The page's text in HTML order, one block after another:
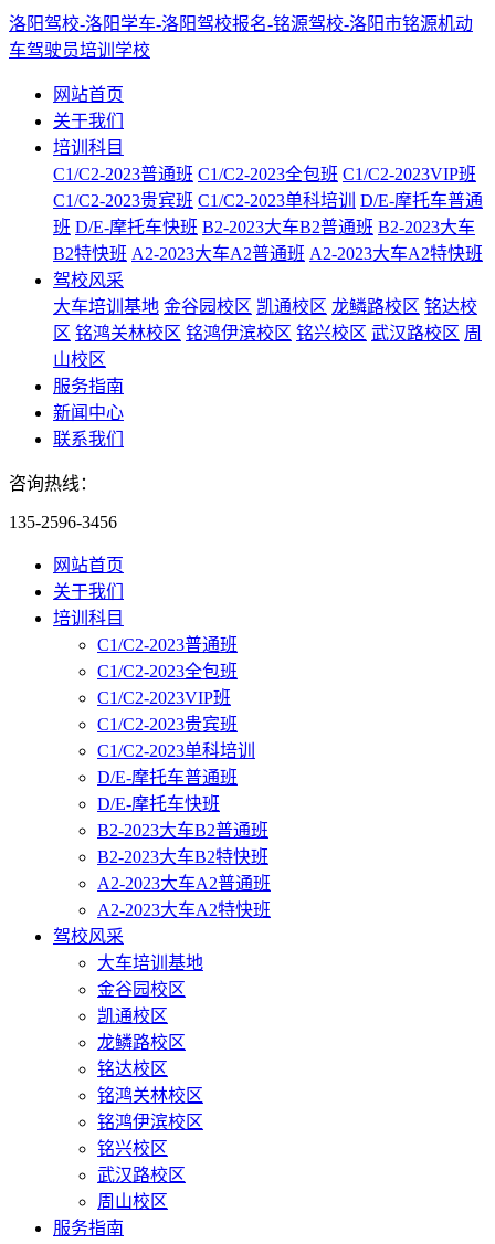
洛阳驾校-洛阳学车-洛阳驾校报名-铭源驾校-洛阳市铭源机动
车驾驶员培训学校
网站首页
关于我们
培训科目
C1/C2-2023普通班 C1/C2-2023全包班 C1/C2-2023VIP班
C1/C2-2023贵宾班 C1/C2-2023单科培训
D/E-摩托车普通
班 D/E-摩托车快班 B2-2023大车B2普通班 B2-2023大车
B2特快班 A2-2023大车A2普通班 A2-2023大车A2特快班
驾校风采
大车培训基地 金谷园校区 凯通校区 龙鳞路校区 铭达校
区 铭鸿关林校区 铭鸿伊滨校区 铭兴校区 武汉路校区 周
山校区
服务指南
新闻中心
联系我们
咨询热线：
135-2596-3456
网站首页
关于我们
培训科目
C1/C2-2023普通班
C1/C2-2023全包班
C1/C2-2023VIP班
C1/C2-2023贵宾班
C1/C2-2023单科培训
D/E-摩托车普通班
D/E-摩托车快班
B2-2023大车B2普通班
B2-2023大车B2特快班
A2-2023大车A2普通班
A2-2023大车A2特快班
驾校风采
大车培训基地
金谷园校区
凯通校区
龙鳞路校区
铭达校区
铭鸿关林校区
铭鸿伊滨校区
铭兴校区
武汉路校区
周山校区
服务指南